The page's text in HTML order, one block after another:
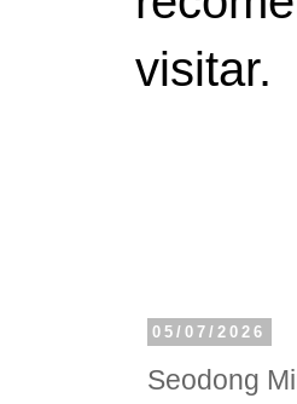
visitar.
05/07/2026
Seodong